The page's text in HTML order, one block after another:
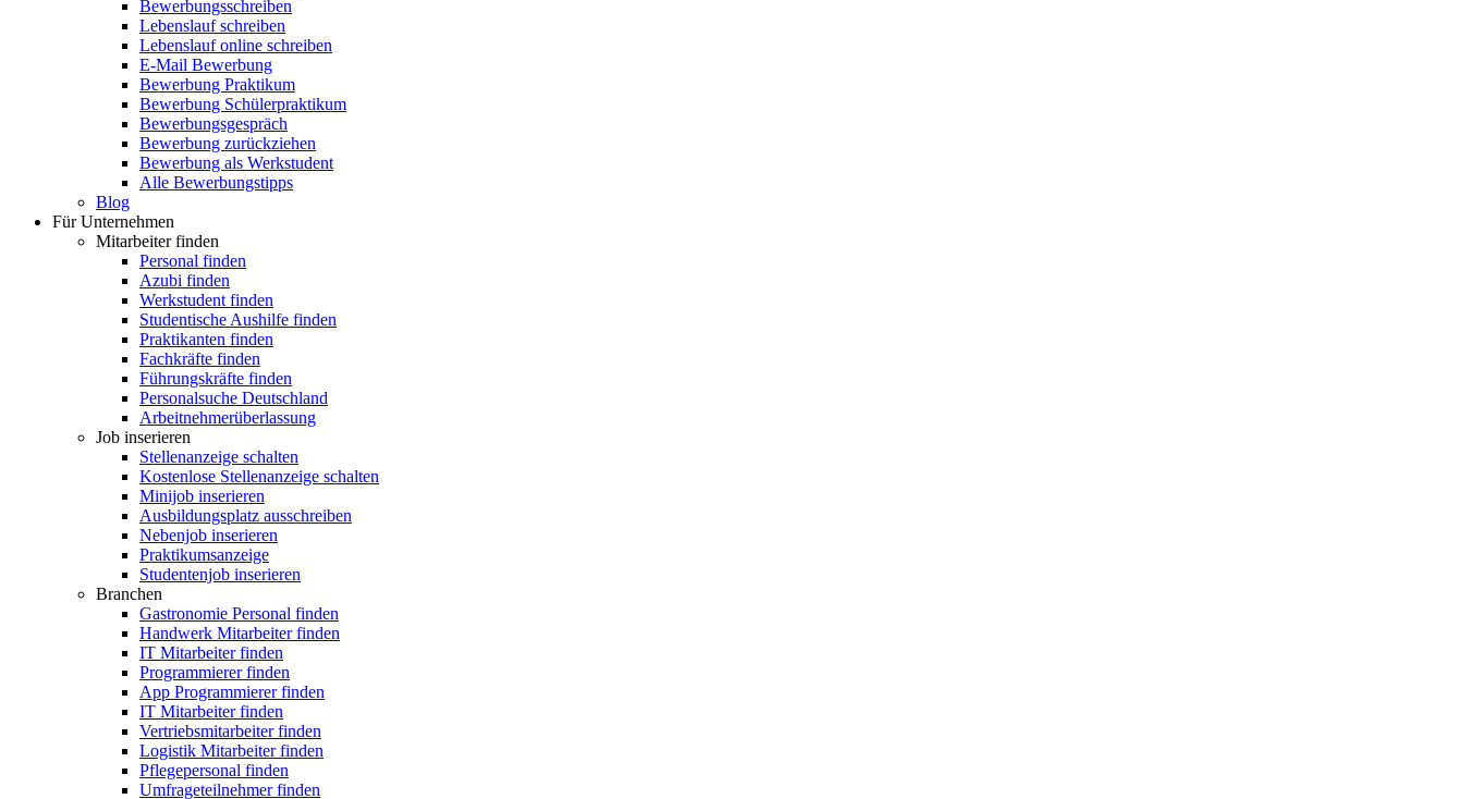
Bewerbungsschreiben
Lebenslauf schreiben
Lebenslauf online schreiben
E-Mail Bewerbung
Bewerbung Praktikum
Bewerbung Schülerpraktikum
Bewerbungsgespräch
Bewerbung zurückziehen
Bewerbung als Werkstudent
Alle Bewerbungstipps
Blog
Für Unternehmen
Mitarbeiter finden
Personal finden
Azubi finden
Werkstudent finden
Studentische Aushilfe finden
Praktikanten finden
Fachkräfte finden
Führungskräfte finden
Personalsuche Deutschland
Arbeitnehmerüberlassung
Job inserieren
Stellenanzeige schalten
Kostenlose Stellenanzeige schalten
Minijob inserieren
Ausbildungsplatz ausschreiben
Nebenjob inserieren
Praktikumsanzeige
Studentenjob inserieren
Branchen
Gastronomie Personal finden
Handwerk Mitarbeiter finden
IT Mitarbeiter finden
Programmierer finden
App Programmierer finden
IT Mitarbeiter finden
Vertriebsmitarbeiter finden
Logistik Mitarbeiter finden
Pflegepersonal finden
Umfrageteilnehmer finden